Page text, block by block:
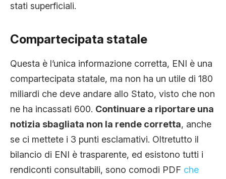
stati superficiali.
Compartecipata statale
Questa è l’unica informazione corretta, ENI è una
compartecipata statale, ma non ha un utile di 180
miliardi che deve andare allo Stato, visto che non
ne ha incassati 600. Continuare a riportare una
notizia sbagliata non la rende corretta, anche
se ci mettete i 3 punti esclamativi. Oltretutto il
bilancio di ENI è trasparente, ed esistono tutti i
rendiconti consultabili, sono comodi PDF che